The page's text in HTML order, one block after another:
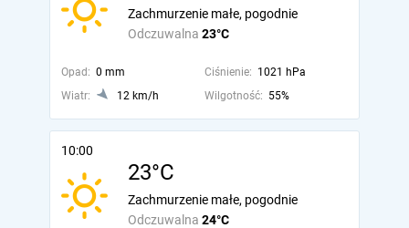
Odczuwalna 23°C
Zachmurzenie małe, pogodnie
Opad: 0 mm Ciśnienie: 1021 hPa
Wiatr:
12 km/h Wilgotność: 55%
10:00
23°C
Odczuwalna 24°C
Zachmurzenie małe, pogodnie